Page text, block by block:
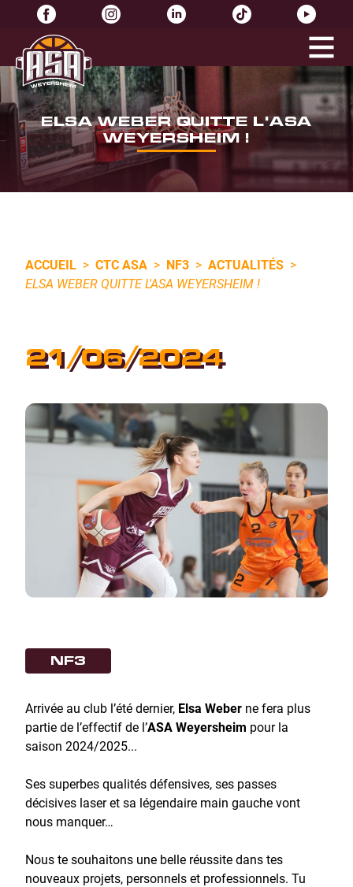
ELSA WEBER QUITTE L'ASA
WEYERSHEIM !
ACCUEIL > CTC ASA > NF3 > ACTUALITÉS >
ELSA WEBER QUITTE L'ASA WEYERSHEIM !
21/06/2024
NF3
Arrivée au club l’été dernier, Elsa Weber ne fera plus
partie de l’effectif de l’ASA Weyersheim pour la
saison 2024/2025...
Ses superbes qualités défensives, ses passes
décisives laser et sa légendaire main gauche vont
nous manquer…
Nous te souhaitons une belle réussite dans tes
nouveaux projets, personnels et professionnels. Tu